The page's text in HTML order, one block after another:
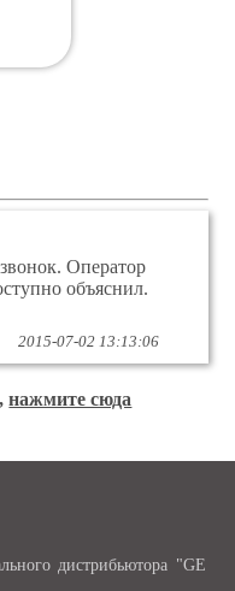
Оператор
объяснил.
2015-07-02 13:13:06
нажмите сюда
дистрибьютора "GE